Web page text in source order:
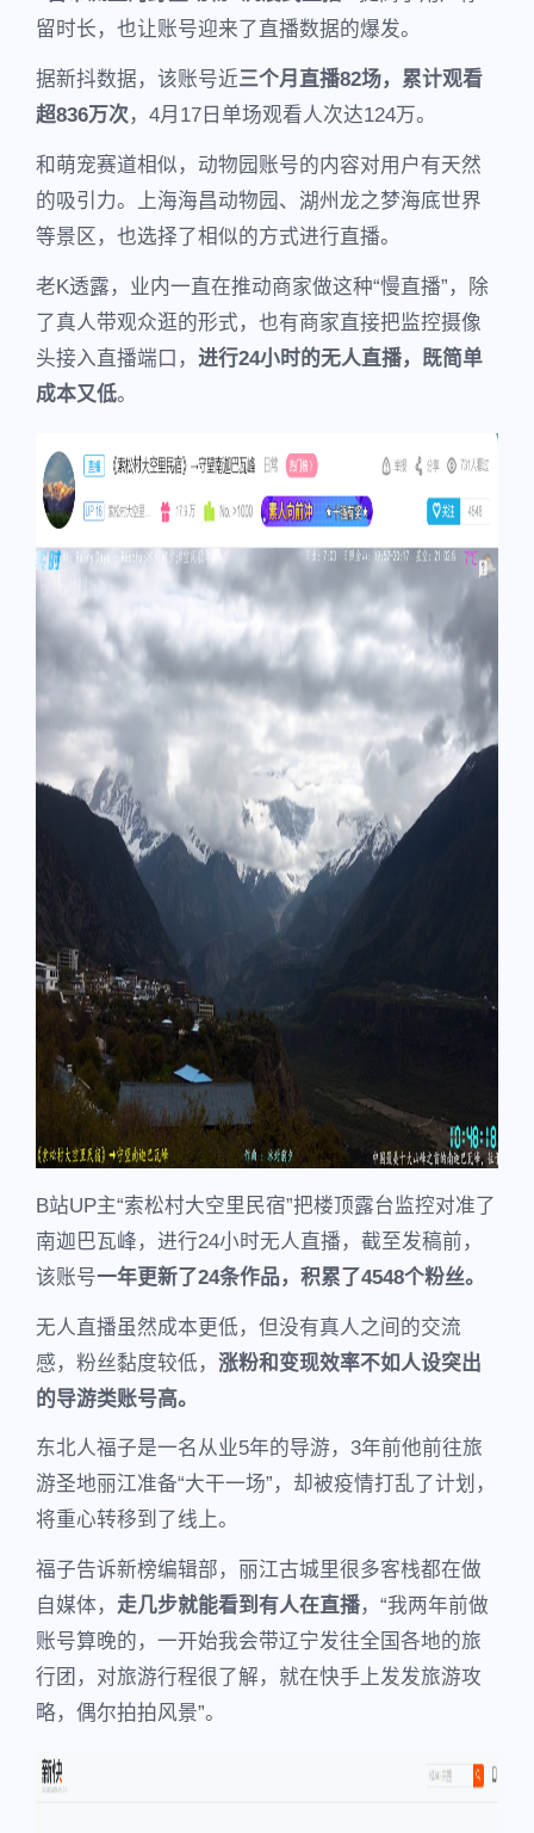
留时长，也让账号迎来了直播数据的爆发。
据新抖数据，该账号近三个月直播82场，累计观看
超836万次，4月17日单场观看人次达124万。
和萌宠赛道相似，动物园账号的内容对用户有天然
的吸引力。上海海昌动物园、湖州龙之梦海底世界
等景区，也选择了相似的方式进行直播。
老K透露，业内一直在推动商家做这种“慢直播”，除
了真人带观众逛的形式，也有商家直接把监控摄像
头接入直播端口， 进行24小时的无人直播，既简单
成本又低。
B站UP主“索松村大空里民宿”把楼顶露台监控对准了
南迦巴瓦峰，进行24小时无人直播，截至发稿前，
该账号一年更新了24条作品，积累了4548个粉丝。
无人直播虽然成本更低，但没有真人之间的交流
感，粉丝黏度较低， 涨粉和变现效率不如人设突出
的导游类账号高。
东北人福子是一名从业5年的导游，3年前他前往旅
游圣地丽江准备“大干一场”，却被疫情打乱了计划，
将重心转移到了线上。
福子告诉新榜编辑部，丽江古城里很多客栈都在做
自媒体， 走几步就能看到有人在直播，“我两年前做
账号算晚的，一开始我会带辽宁发往全国各地的旅
行团，对旅游行程很了解，就在快手上发发旅游攻
略，偶尔拍拍风景”。